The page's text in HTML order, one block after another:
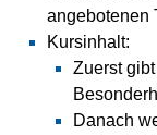
angebotenen
Kursinhalt:
Zuerst
Danach